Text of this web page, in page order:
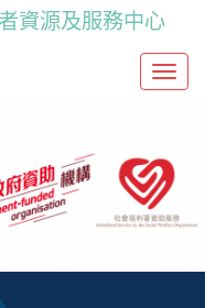
資源及服務中心
T
e
n
v